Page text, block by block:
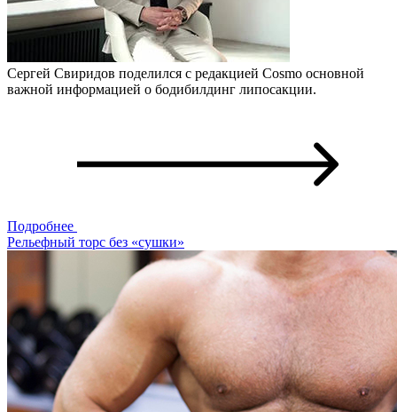
Сергей Свиридов поделился с редакцией Cosmo основной
важной информацией о бодибилдинг липосакции.
Подробнее
Рельефный торс без «сушки»